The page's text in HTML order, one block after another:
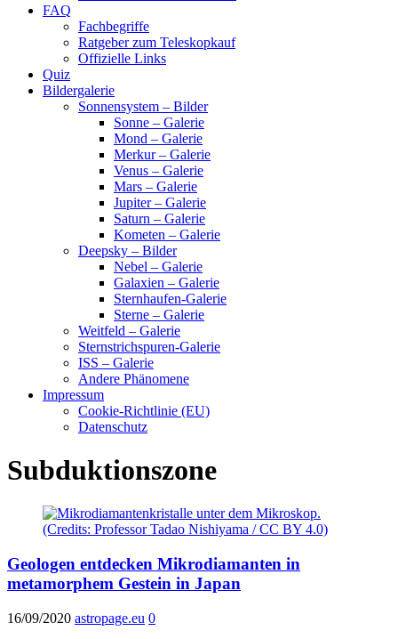
FAQ
Fachbegriffe
Ratgeber zum Teleskopkauf
Offizielle Links
Quiz
Bildergalerie
Sonnensystem – Bilder
Sonne – Galerie
Mond – Galerie
Merkur – Galerie
Venus – Galerie
Mars – Galerie
Jupiter – Galerie
Saturn – Galerie
Kometen – Galerie
Deepsky – Bilder
Nebel – Galerie
Galaxien – Galerie
Sternhaufen-Galerie
Sterne – Galerie
Weitfeld – Galerie
Sternstrichspuren-Galerie
ISS – Galerie
Andere Phänomene
Impressum
Cookie-Richtlinie (EU)
Datenschutz
Subduktionszone
Geologen entdecken Mikrodiamanten in
metamorphem Gestein in Japan
16/09/2020 astropage.eu 0